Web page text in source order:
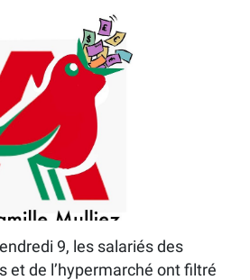
9, les salariés des
et de l’hypermarché ont filtré